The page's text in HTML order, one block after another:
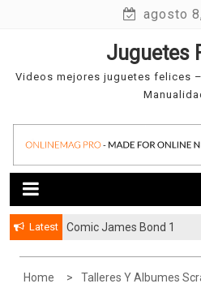
agosto
Juguetes
Videos mejores juguetes felices
Latest Comic James Bond 1
Home
Talleres Y Albumes